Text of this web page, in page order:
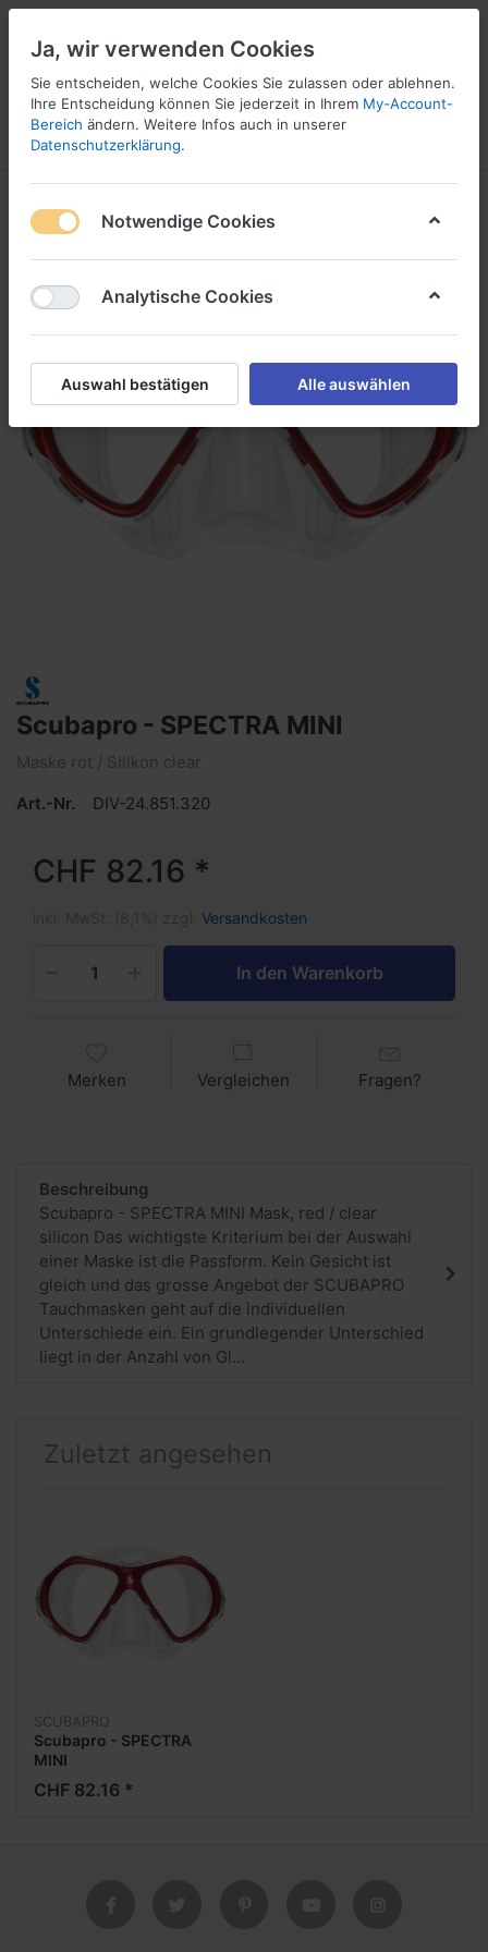
Menü Anmelden
16
Scubapro - SPECTRA MINI
Maske rot / Silikon clear
Art.-Nr.
DIV-24.851.320
CHF 82.16 *
Versandkosten
In den Warenkorb
Merken Vergleichen Fragen?
Beschreibung
Scubapro - SPECTRA MINI Mask, red / clear
silicon Das wichtigste Kriterium bei der Auswahl
einer Maske ist die Passform. Kein Gesicht ist
gleich und das grosse Angebot der SCUBAPRO
Tauchmasken geht auf die individuellen
Unterschiede ein. Ein grundlegender Unterschied
liegt in der Anzahl von Gl...
Zuletzt angesehen
SCUBAPRO
Scubapro - SPECTRA
MINI
CHF 82.16 *
Ja, wir verwenden Cookies
Sie entscheiden, welche Cookies Sie zulassen oder ablehnen.
Ihre Entscheidung können Sie jederzeit in Ihrem My-Account-
Bereich ändern. Weitere Infos auch in unserer
Datenschutzerklärung.
Notwendige Cookies
Analytische Cookies
Auswahl bestätigen Alle auswählen